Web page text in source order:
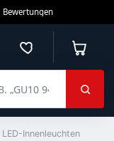
Bewertungen
Merkzettel
LED-Innenleuchten